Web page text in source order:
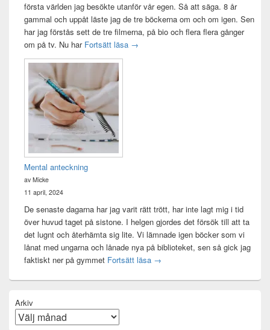
första världen jag besökte utanför vår egen. Så att säga. 8 år
gammal och uppåt läste jag de tre böckerna om och om igen. Sen
har jag förstås sett de tre filmerna, på bio och flera flera gånger
om på tv. Nu har Fortsätt läsa Sagan om ringen-maraton
→
Mental anteckning
av Micke
11 april, 2024
De senaste dagarna har jag varit rätt trött, har inte lagt mig i tid
över huvud taget på sistone. I helgen gjordes det försök till att ta
det lugnt och återhämta sig lite. Vi lämnade igen böcker som vi
lånat med ungarna och lånade nya på biblioteket, sen så gick jag
faktiskt ner på gymmet Fortsätt läsa Mental anteckning
→
Arkiv